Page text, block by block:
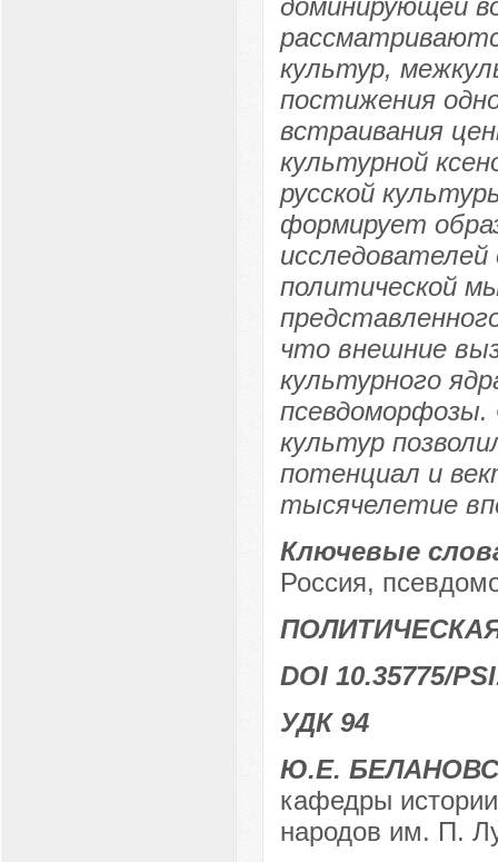
доминирующей
культур,
постижения
встраивания
культурной
русской
формирует
исследователей
политической
что внешние
культурного
псевдоморфозы.
культур
потенциал и
тысячелетие
Ключевые
Россия,
DOI 10.35775/
УДК 94
Ю.Е.
кафедры
народов им. П.